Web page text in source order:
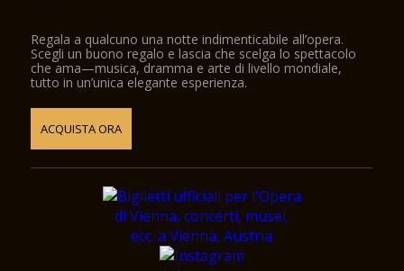
Regala a qualcuno una notte indimenticabile all’opera.
Scegli un buono regalo e lascia che scelga lo spettacolo
che ama—musica, dramma e arte di livello mondiale,
tutto in un’unica elegante esperienza.
ACQUISTA ORA